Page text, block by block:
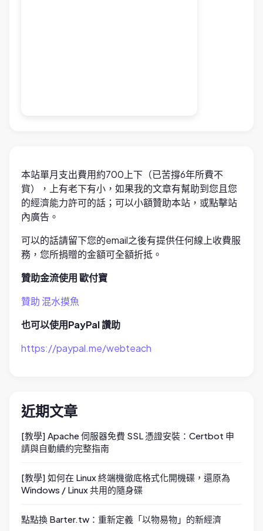
本站單月支出費用約700上下（已苦撐6年所費不
貲），上有老下有小，如果我的文章有幫助到您且您
的經濟能力許可的話；可以小額贊助本站，或點擊站
內廣告。
可以的話請留下您的email之後有提供任何線上收費服
務，您所捐贈的金額可全額折抵。
贊助金流使用 歐付寶
贊助 混水摸魚
也可以使用PayPal 讚助
https://paypal.me/webteach
近期文章
[教學] Apache 伺服器免費 SSL 憑證安裝：Certbot 申
請與自動續約完整指南
[教學] 如何在 Linux 終端機徹底格式化開機碟，還原為
Windows / Linux 共用的隨身碟
點點換 Barter.tw：重新定義「以物易物」的新經濟